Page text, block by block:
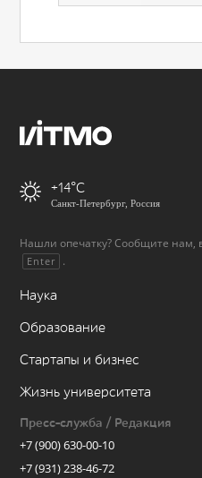
+14
Санкт-Петербург, Россия
Нашли опечатку? Сообщите нам,
Enter .
Наука
Образование
Стартапы и бизнес
Жизнь университета
Пресс-служба / Редакция
+7 (900) 630-00-10
+7 (931) 238-46-72